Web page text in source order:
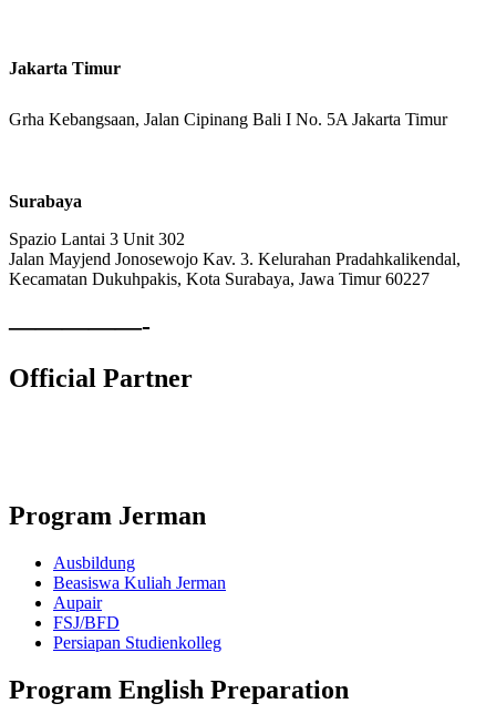
Jakarta Timur
Grha Kebangsaan, Jalan Cipinang Bali I No. 5A Jakarta Timur
Surabaya
Spazio Lantai 3 Unit 302
Jalan Mayjend Jonosewojo Kav. 3. Kelurahan Pradahkalikendal,
Kecamatan Dukuhpakis, Kota Surabaya, Jawa Timur 60227
—————-
Official Partner
Program Jerman
Ausbildung
Beasiswa Kuliah Jerman
Aupair
FSJ/BFD
Persiapan Studienkolleg
Program English Preparation